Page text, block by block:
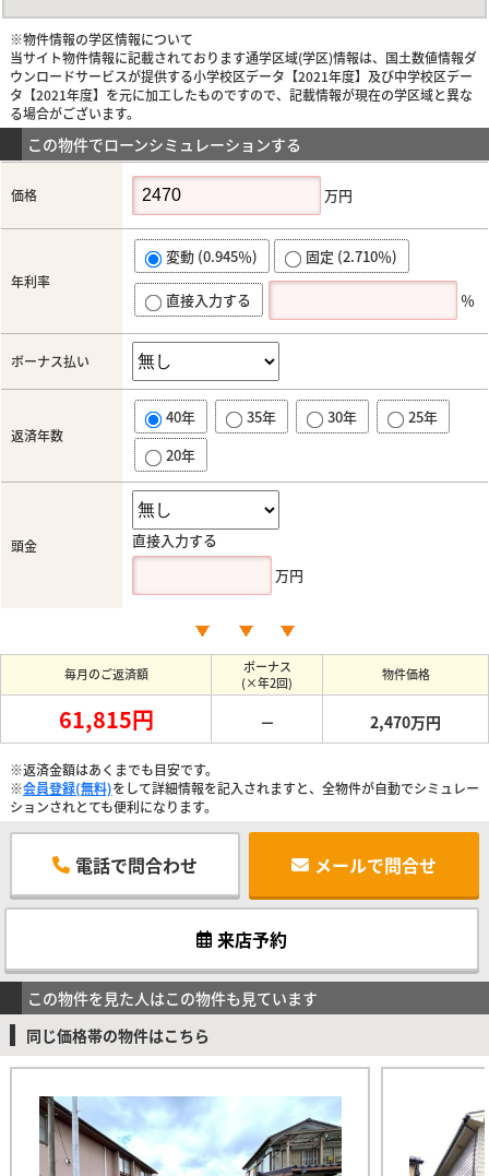
※物件情報の学区情報について
当サイト物件情報に記載されております通学区域(学区)情報は、国土数値情報ダ
ウンロードサービスが提供する小学校区データ【2021年度】及び中学校区デー
タ【2021年度】を元に加工したものですので、記載情報が現在の学区域と異な
る場合がございます。
この物件でローンシミュレーションする
価格 万円
年利率
変動 (0.945％) 固定 (2.710％)
直接入力する ％
ボーナス払い
返済年数
40年 35年 30年
25年
20年
頭金
直接入力する
万円
毎月のご返済額
ボーナス
(×年2回)
物件価格
61,815円 － 2,470万円
※返済金額はあくまでも目安です。
※会員登録(無料)をして詳細情報を記入されますと、全物件が自動でシミュレー
ションされとても便利になります。
電話で問合わせ メールで問合せ
来店予約
この物件を見た人はこの物件も見ています
同じ価格帯の物件はこちら